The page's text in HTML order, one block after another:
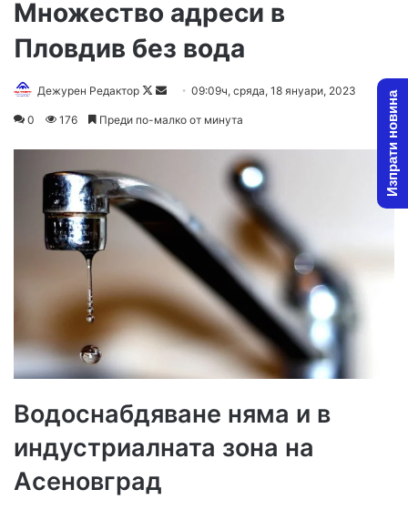
Множество адреси в
Пловдив без вода
Дежурен Редактор
Follow
Send09:09ч, сряда, 18 януари, 2023
0 176 Преди по-малко от минута
Водоснабдяване няма и в
индустриалната зона на
Асеновград
Изпрати новина